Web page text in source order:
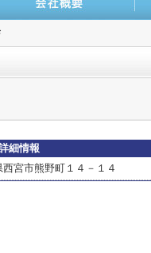
細情報
西宮市熊野町１４－１４